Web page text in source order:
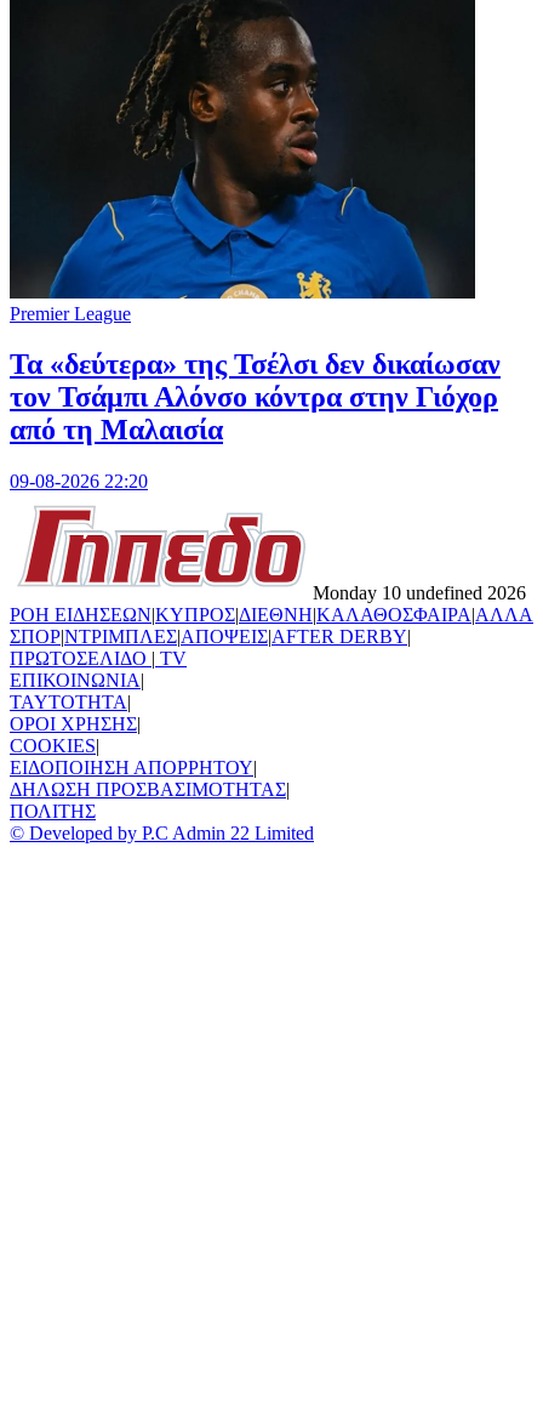
Premier League
Τα «δεύτερα» της Τσέλσι δεν δικαίωσαν
τον Τσάμπι Αλόνσο κόντρα στην Γιόχορ
από τη Μαλαισία
09-08-2026 22:20
Monday 10 undefined 2026
ΡΟΗ ΕΙΔΗΣΕΩΝ|ΚΥΠΡΟΣ|ΔΙΕΘΝΗ|ΚΑΛΑΘΟΣΦΑΙΡΑ|ΑΛΛΑ
ΣΠΟΡ|ΝΤΡΙΜΠΛΕΣ|ΑΠΟΨΕΙΣ|AFTER DERBY|
ΠΡΩΤΟΣΕΛΙΔΟ | TV
ΕΠΙΚΟΙΝΩΝΙΑ|
TAYTOTHTA|
ΟΡΟΙ ΧΡΗΣΗΣ|
COOKIES|
ΕΙΔΟΠΟΙΗΣΗ ΑΠΟΡΡΗΤΟΥ|
ΔΗΛΩΣΗ ΠΡΟΣΒΑΣΙΜΟΤΗΤΑΣ|
ΠΟΛΙΤΗΣ
© Developed by P.C Admin 22 Limited